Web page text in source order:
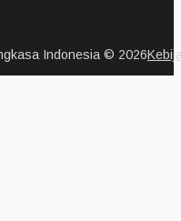
Indonesia © 2026